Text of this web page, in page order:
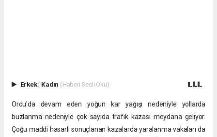
Erkek| Kadın (Haberi Sesli Oku)
Ordu’da devam eden yoğun kar yağışı nedeniyle yollarda
buzlanma nedeniyle çok sayıda trafik kazası meydana geliyor.
Çoğu maddi hasarlı sonuçlanan kazalarda yaralanma vakaları da